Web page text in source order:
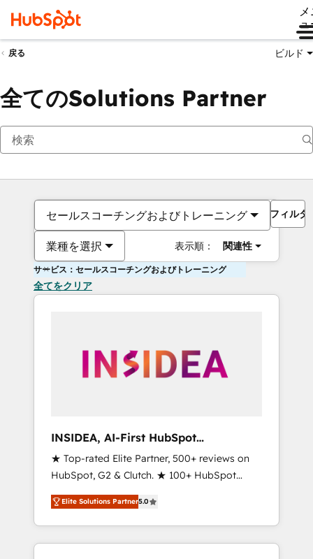
ュ
戻る ビルド
全てのSolutions Partner
セールスコーチングおよびトレーニング
業種を選択 表示順： 関連性
フィルタ
サービス：セールスコーチングおよびトレーニング
全てをクリア
INSIDEA, AI-First HubSpot
Onboarding & RevOps
★ Top-rated Elite Partner, 500+ reviews on
HubSpot, G2 & Clutch. ★ 100+ HubSpot
Certified Experts & Trainers across the team
★ 1,500+ implementations across five
continents ★ AI-First, RevOps-led,
Onboarding obsessed ★ Company of the
Elite Solutions Partner5.0